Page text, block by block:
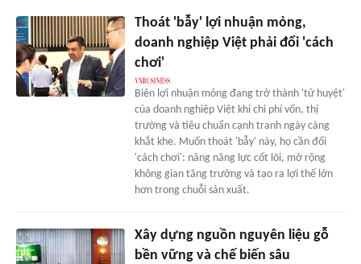
Thoát 'bẫy' lợi nhuận mỏng,
doanh nghiệp Việt phải đổi 'cách
chơi'
Biên lợi nhuận mỏng đang trở thành 'tử huyệt'
của doanh nghiệp Việt khi chi phí vốn, thị
trường và tiêu chuẩn cạnh tranh ngày càng
khắt khe. Muốn thoát 'bẫy' này, họ cần đổi
'cách chơi': nâng năng lực cốt lõi, mở rộng
không gian tăng trưởng và tạo ra lợi thế lớn
hơn trong chuỗi sản xuất.
Xây dựng nguồn nguyên liệu gỗ
bền vững và chế biến sâu